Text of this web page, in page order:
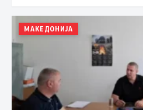
МАКЕДОНИЈА